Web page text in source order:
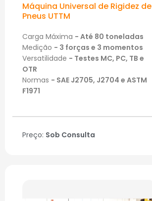
Máquina Universal de Rigidez de
Pneus UTTM
Carga Máxima - Até 80 toneladas
Medição - 3 forças e 3 momentos
Versatilidade - Testes MC, PC, TB e
OTR
Normas - SAE J2705, J2704 e ASTM
F1971
Preço: Sob Consulta